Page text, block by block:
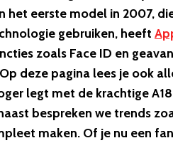
het eerste model in 2007,
gebruiken, heeft
zoals Face ID en
deze pagina lees je ook
legt met de krachtige
bespreken we trends
maken. Of je nu een